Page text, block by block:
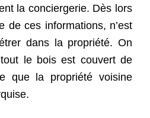
la conciergerie. Dès lors
de ces informations, n’est
dans la propriété. On
le bois est couvert de
que la propriété voisine